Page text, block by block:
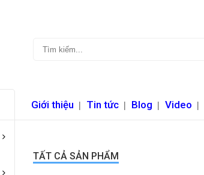
Giới thiệu | Tin tức | Blog | Video |
TẤT CẢ SẢN PHẨM